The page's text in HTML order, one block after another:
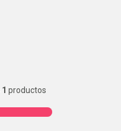
1 productos